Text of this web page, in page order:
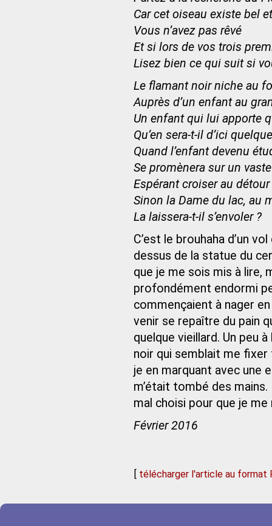
Car cet oiseau existe bel
Vous n’avez pas rêvé
Et si lors de vos trois
Lisez bien ce qui suit si
Le flamant noir niche au
Auprès d’un enfant au
Un enfant qui lui apporte
Qu’en sera-t-il d’ici
Quand l’enfant devenu
Se promènera sur un
Espérant croiser au détour
Sinon la Dame du lac, au
La laissera-t-il s’envoler ?
C’est le brouhaha d’un
dessus de la statue du
que je me sois mis à lire,
profondément endormi
commençaient à nager
venir se repaître du pain
quelque vieillard. Un peu
noir qui semblait me
je en marquant avec une
m’était tombé des
mal choisi pour que je
Février 2016
[ télécharger l'article au format